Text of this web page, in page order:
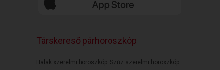
Társkereső párhoroszkóp
Halak szerelmi horoszkóp Szűz szerelmi horoszkóp